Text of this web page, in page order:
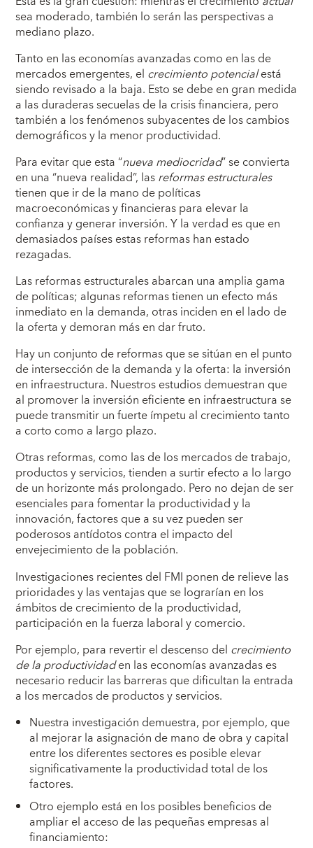
sea moderado, también lo serán las perspectivas a
mediano plazo.
Tanto en las economías avanzadas como en las de
mercados emergentes, el crecimiento potencialestá
siendo revisado a la baja. Esto se debe en gran medida
a las duraderas secuelas de la crisis financiera, pero
también a los fenómenos subyacentes de los cambios
demográficos y la menor productividad.
Para evitar que esta “nueva mediocridad” se convierta
en una “nueva realidad”, lasreformas estructurales
tienen que ir de la mano de políticas
macroeconómicas y financieras para elevar la
confianza y generar inversión. Y la verdad es que en
demasiados países estas reformas han estado
rezagadas.
Las reformas estructurales abarcan una amplia gama
de políticas; algunas reformas tienen un efecto más
inmediato en la demanda, otras inciden en el lado de
la oferta y demoran más en dar fruto.
Hay un conjunto de reformas que se sitúan en el punto
de intersección de la demanda y la oferta: la inversión
en infraestructura. Nuestros estudios demuestran que
al promover la inversión eficiente en infraestructura se
puede transmitir un fuerte ímpetu al crecimiento tanto
a corto como a largo plazo.
Otras reformas, como las de los mercados de trabajo,
productos y servicios, tienden a surtir efecto a lo largo
de un horizonte más prolongado. Pero no dejan de ser
esenciales para fomentar la productividad y la
innovación, factores que a su vez pueden ser
poderosos antídotos contra el impacto del
envejecimiento de la población.
Investigaciones recientes del FMI ponen de relieve las
prioridades y las ventajas que se lograrían en los
ámbitos de crecimiento de la productividad,
participación en la fuerza laboral y comercio.
Por ejemplo, para revertir el descenso del crecimiento
de la productividaden las economías avanzadas es
necesario reducir las barreras que dificultan la entrada
a los mercados de productos y servicios.
Nuestra investigación demuestra, por ejemplo, que
al mejorar la asignación de mano de obra y capital
entre los diferentes sectores es posible elevar
significativamente la productividad total de los
factores.
Otro ejemplo está en los posibles beneficios de
ampliar el acceso de las pequeñas empresas al
financiamiento: